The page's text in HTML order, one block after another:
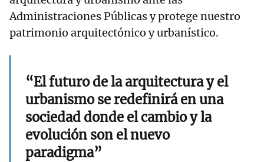
Administraciones Públicas y protege nuestro
patrimonio arquitectónico y urbanístico.
“El futuro de la arquitectura y el
urbanismo se redefinirá en una
sociedad donde el cambio y la
evolución son el nuevo
paradigma”